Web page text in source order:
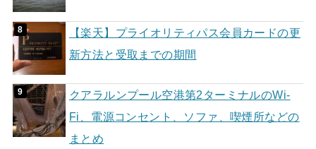
【楽天】プライオリティパス会員カードの更
新方法と受取までの期間
クアラルンプール空港第2ターミナルのWi-
Fi、電源コンセント、ソファ、喫煙所などの
まとめ